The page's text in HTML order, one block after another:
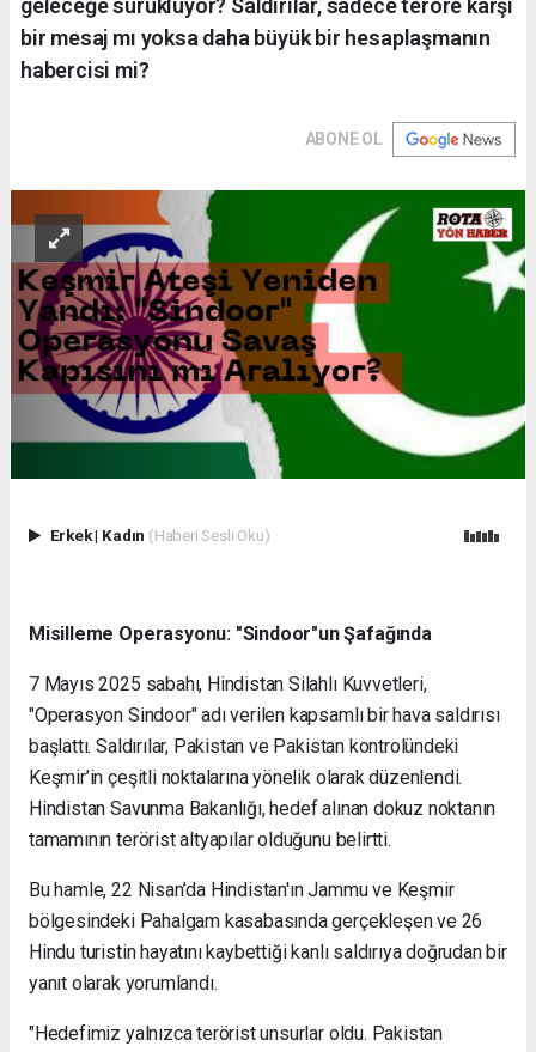
bir mesaj mı yoksa daha büyük bir hesaplaşmanın
habercisi mi?
ABONE OL
Erkek| Kadın (Haberi Sesli Oku)
Misilleme Operasyonu: "Sindoor"un Şafağında
7 Mayıs 2025 sabahı, Hindistan Silahlı Kuvvetleri,
"Operasyon Sindoor" adı verilen kapsamlı bir hava saldırısı
başlattı. Saldırılar, Pakistan ve Pakistan kontrolündeki
Keşmir’in çeşitli noktalarına yönelik olarak düzenlendi.
Hindistan Savunma Bakanlığı, hedef alınan dokuz noktanın
tamamının terörist altyapılar olduğunu belirtti.
Bu hamle, 22 Nisan’da Hindistan'ın Jammu ve Keşmir
bölgesindeki Pahalgam kasabasında gerçekleşen ve 26
Hindu turistin hayatını kaybettiği kanlı saldırıya doğrudan bir
yanıt olarak yorumlandı.
"Hedefimiz yalnızca terörist unsurlar oldu. Pakistan